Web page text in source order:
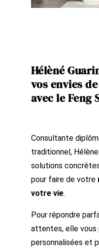
Hélèné
vos envies
avec le Feng
Consultante
traditionnel,
solutions
pour faire de votre
votre vie.
Pour répondre
attentes, elle vous
personnalisées et